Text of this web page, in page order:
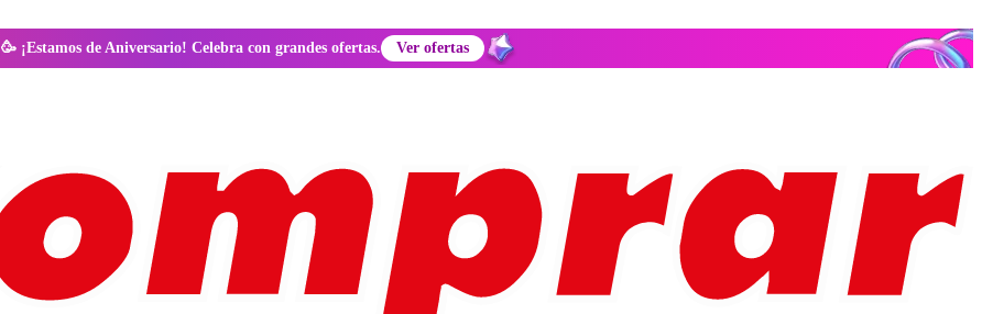
🥳 ¡Estamos de Aniversario! Celebra con grandes ofertas. Ver ofertas